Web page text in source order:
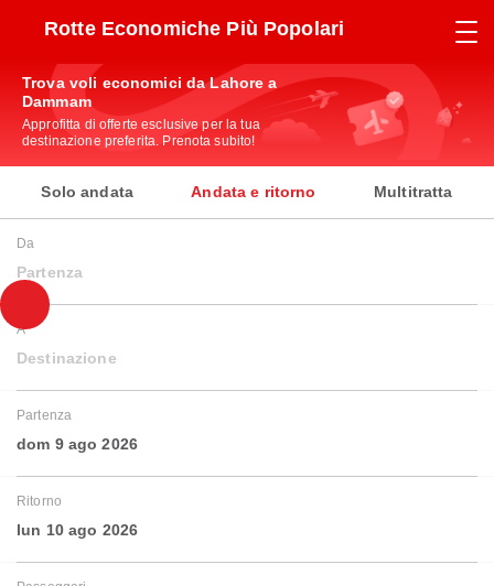
Rotte Economiche Più Popolari
Trova voli economici da Lahore a
Dammam
Approfitta di offerte esclusive per la tua
destinazione preferita. Prenota subito!
Solo andata Andata e ritorno Multitratta
Da
Partenza
A
Destinazione
Partenza
dom 9 ago 2026
Ritorno
lun 10 ago 2026